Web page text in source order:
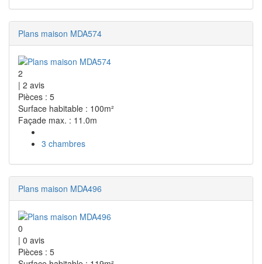
Plans maison MDA574
2
| 2 avis
Pièces : 5
Surface habitable : 100m²
Façade max. : 11.0m
3 chambres
Plans maison MDA496
0
| 0 avis
Pièces : 5